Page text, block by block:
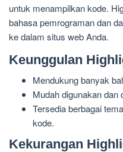
untuk menampilkan kode.
bahasa pemrograman dan
ke dalam situs web Anda.
Keunggulan
Mendukung banyak
Mudah digunakan dan
Tersedia berbagai
kode.
Kekurangan